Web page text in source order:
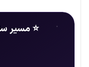
⭐ مسیر